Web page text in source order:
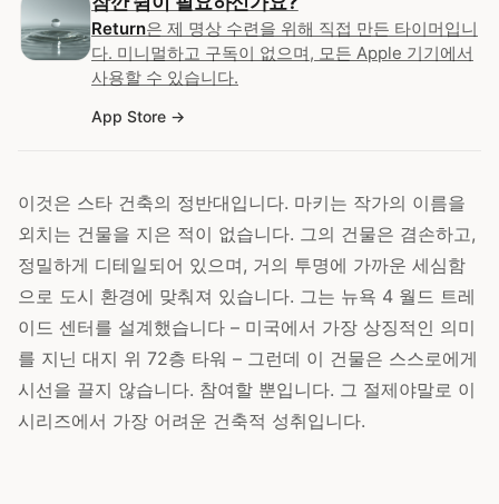
Return은 제 명상 수련을 위해 직접 만든 타이머입니
다. 미니멀하고 구독이 없으며, 모든 Apple 기기에서
사용할 수 있습니다.
App Store
이것은 스타 건축의 정반대입니다. 마키는 작가의 이름을
외치는 건물을 지은 적이 없습니다. 그의 건물은 겸손하고,
정밀하게 디테일되어 있으며, 거의 투명에 가까운 세심함
으로 도시 환경에 맞춰져 있습니다. 그는 뉴욕 4 월드 트레
이드 센터를 설계했습니다 – 미국에서 가장 상징적인 의미
를 지닌 대지 위 72층 타워 – 그런데 이 건물은 스스로에게
시선을 끌지 않습니다. 참여할 뿐입니다. 그 절제야말로 이
시리즈에서 가장 어려운 건축적 성취입니다.